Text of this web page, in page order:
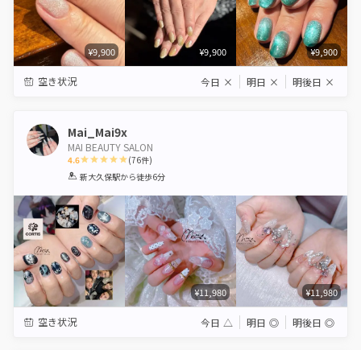
¥9,900 ¥9,900 ¥9,900
空き状況 今日 × 明日 × 明後日 ×
Mai_Mai9x
MAI BEAUTY SALON
4.6
1 2 3 4 5
(76件)
新大久保駅から徒歩6分
¥11,980 ¥11,980
空き状況 今日 △ 明日 ◎ 明後日 ◎